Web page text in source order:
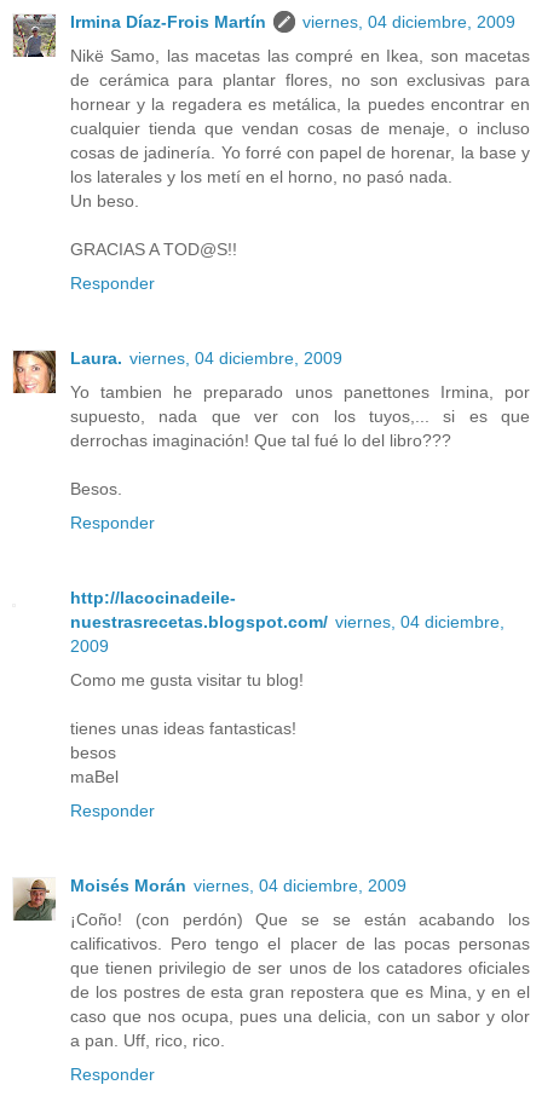
Irmina Díaz-Frois Martín
viernes, 04 diciembre, 2009
Nikë Samo, las macetas las compré en Ikea, son macetas
de cerámica para plantar flores, no son exclusivas para
hornear y la regadera es metálica, la puedes encontrar en
cualquier tienda que vendan cosas de menaje, o incluso
cosas de jadinería. Yo forré con papel de horenar, la base y
los laterales y los metí en el horno, no pasó nada.
Un beso.
GRACIAS A TOD@S!!
Responder
Laura. viernes, 04 diciembre, 2009
Yo tambien he preparado unos panettones Irmina, por
supuesto, nada que ver con los tuyos,... si es que
derrochas imaginación! Que tal fué lo del libro???
Besos.
Responder
http://lacocinadeile-
nuestrasrecetas.blogspot.com/ viernes, 04 diciembre,
2009
Como me gusta visitar tu blog!
tienes unas ideas fantasticas!
besos
maBel
Responder
Moisés Morán viernes, 04 diciembre, 2009
¡Coño! (con perdón) Que se se están acabando los
calificativos. Pero tengo el placer de las pocas personas
que tienen privilegio de ser unos de los catadores oficiales
de los postres de esta gran repostera que es Mina, y en el
caso que nos ocupa, pues una delicia, con un sabor y olor
a pan. Uff, rico, rico.
Responder